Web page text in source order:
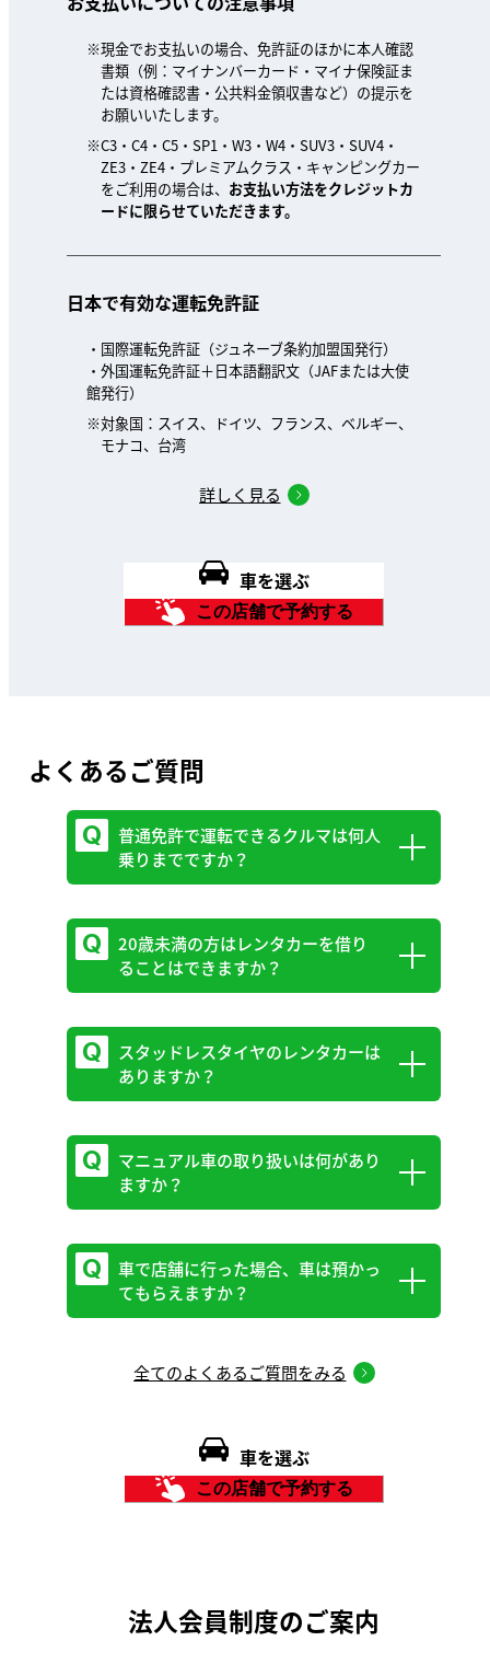
詳しく見る
現金でお支払いの場合、免許証のほかに本人確認
書類（例：マイナンバーカード・マイナ保険証ま
たは資格確認書・公共料金領収書など）の提示を
お願いいたします。
C3・C4・C5・SP1・W3・W4・SUV3・SUV4・
ZE3・ZE4・プレミアムクラス・キャンピングカー
をご利用の場合は、 お支払い方法をクレジットカ
ードに限らせていただきます。
日本で有効な運転免許証
・国際運転免許証（ジュネーブ条約加盟国発行）
・外国運転免許証＋日本語翻訳文（JAFまたは大使
館発行）
対象国：スイス、ドイツ、フランス、ベルギー、
モナコ、台湾
車を選ぶ
この店舗で予約する
よくあるご質問
普通免許で運転できるクルマは何人
乗りまでですか？
乗車定員10人までです。
ただし、車種や免許の取得時期によって以
BUSクラス： 中型免許または大型免許が
必要です。トラック（Tクラス）： 現行の
います。
お客様の免許証で運転可能かどうか、詳し
くは[免許区分表]をご参照ください。
免許区分について
年）により、取得した時期によって運転できる
「車両総重量」や「最大積載量」が異なります。
20歳未満の方はレンタカーを借り
ることはできますか？
親権者の同意が必要となります。
ご予約時、または来店時に親権者にお電話
スタッドレスタイヤのレンタカーは
ありますか？
冬季（10月初旬から3月下旬）にはスタッ
ドレスタイヤ装着車を一部車両にてご用意
望の場合は、ご予約時に、必ず「スタッド
レスタイヤ」オプションをご選択いただく
い。なお、スタッドレスタイヤのオプショ
※天候によっては、ノーマルタイヤでのご
出発をご遠慮いただく場合がございますの
で、あらかじめご了承ください。
ねますので、事前のご予約をお願いいたし
ます。
マニュアル車の取り扱いは何があり
ますか？
86、GRヤリス、ヤリス、T2（2ｔ標準ト
ラック）、積載車にマニュアルの取り扱い
車で店舗に行った場合、車は預かっ
てもらえますか？
一部店舗にて実施していますが、繁忙期な
ます。事前に店舗へお問い合わせくださ
い。お預かりの場合は同意書にサインをい
全てのよくあるご質問をみる
車を選ぶ
この店舗で予約する
法人会員制度のご案内